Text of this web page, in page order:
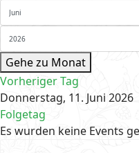
Gehe zu Monat
Vorheriger Tag
Donnerstag, 11. Juni 2026
Folgetag
Es wurden keine Events